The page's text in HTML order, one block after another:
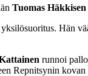
Tuomas Häkkisen
Hän
runnoi
Repnitsynin